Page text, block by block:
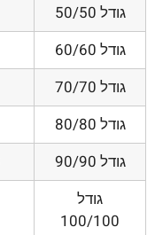
גודל 50/50
גודל 60/60
גודל 70/70
גודל 80/80
גודל 90/90
גודל
100/100